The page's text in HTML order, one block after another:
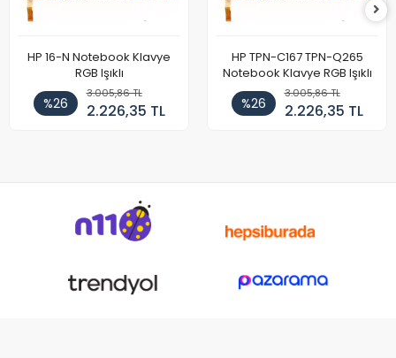
HP 16-N Notebook Klavye
RGB Işıklı
%26
3.005,86 TL
2.226,35 TL
HP TPN-C167 TPN-Q265
Notebook Klavye RGB Işıklı
%26
3.005,86 TL
2.226,35 TL